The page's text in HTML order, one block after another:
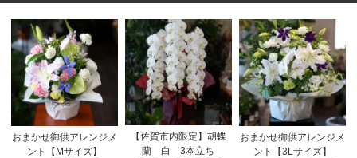
おまかせ御供アレンジメ
ント【Mサイズ】
【佐賀市内限定】胡蝶
蘭 白 3本立ち
おまかせ御供アレンジメ
ント【3Lサイズ】